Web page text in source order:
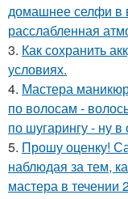
домашнее селфи в
расслабленная
3. Как сохранить
условиях.
4. Мастера
по волосам -
по шугарингу - ну
5. Прошу оценку!
наблюдая за тем,
мастера в течении